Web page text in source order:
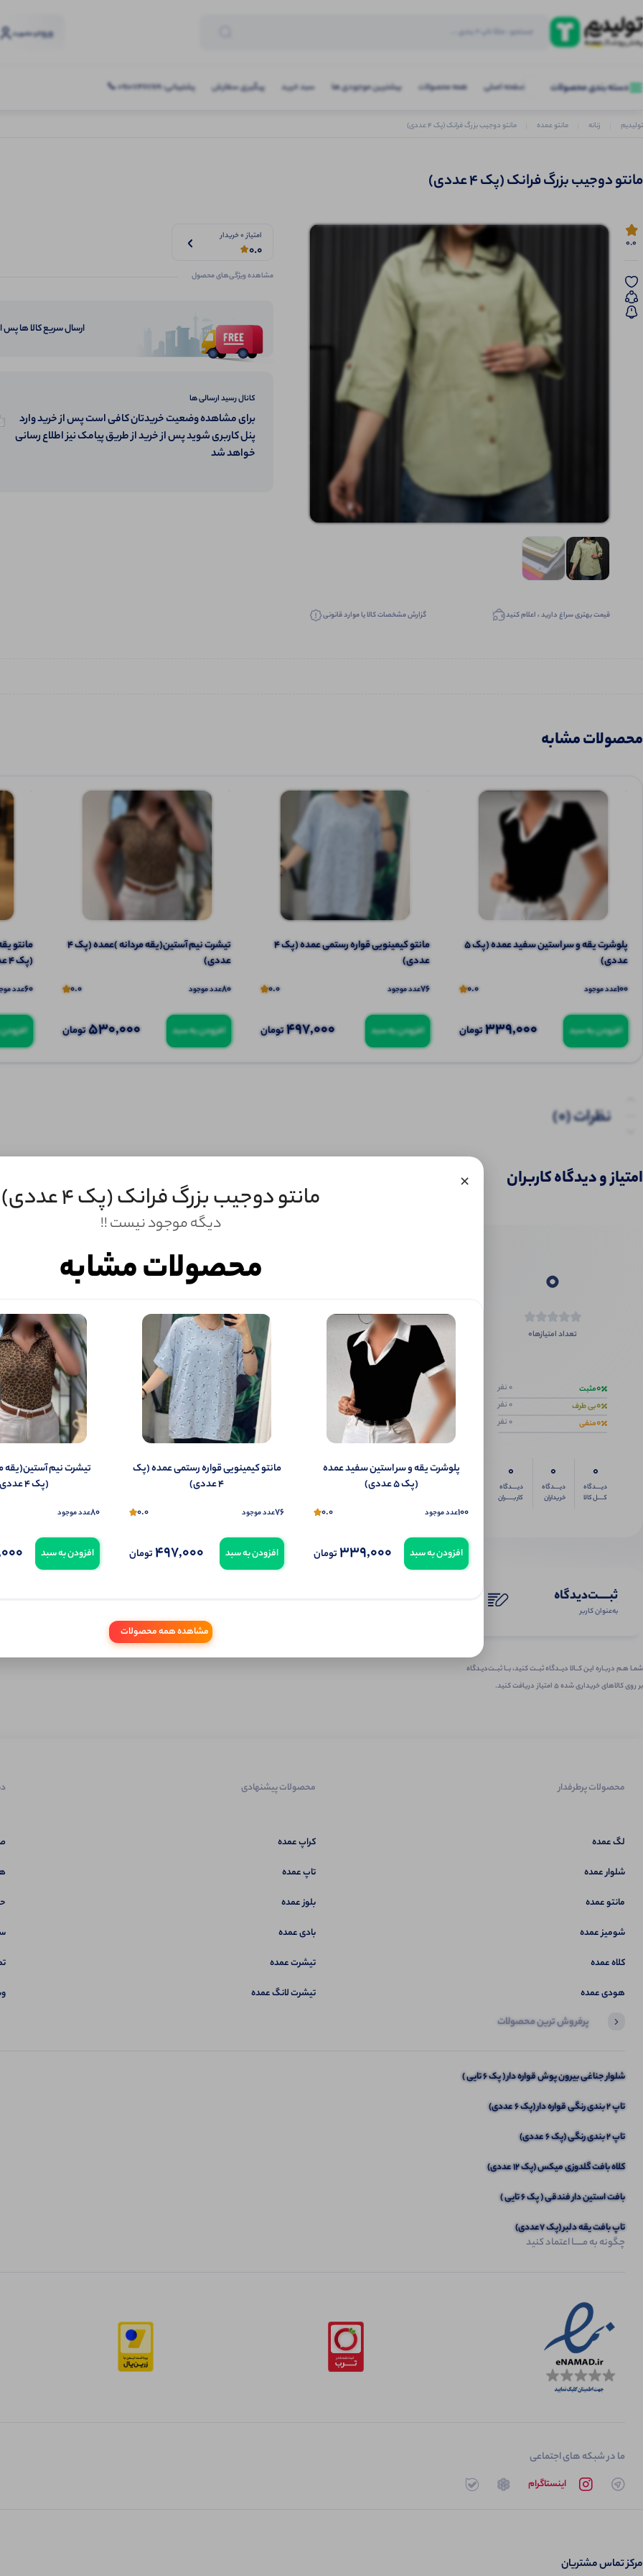
ورودو عضویت
دسته بندی محصولات صفحه اصلی همه محصولات بیشترین موجودی ها سبد خرید پیگیری سفارش پشتیبانی: 09107467619 📞
تولیدیم زنانه مانتو عمده مانتو دوجیب بزرگ فرانک (پک 4 عددی)
مانتو دوجیب بزرگ فرانک (پک 4 عددی)
0.0
قیمت بهتری سراغ دارید ، اعلام کنید گزارش مشخصات کالا یا موارد قانونی
امتیاز 0 خریدار
0.0
مشاهده ویژگی‌های محصول
ارسال سریع کالا ها
کانال رسید ارسالی ها
برای مشاهده وضعیت خریدتان کافی است پس از خرید وارد
پنل کاربری شوید پس از خرید از طریق پیامک نیز اطلاع رسانی
خواهد شد
محصولات مشابه
پلوشرت یقه و سر استین سفید عمده (پک 5
عددی)
100عدد موجود 0.0
افزودن به سبد 339,000تومان
مانتو کیمینویی قواره رستمی عمده (پک 4
عددی)
76عدد موجود 0.0
افزودن به سبد 497,000تومان
تیشرت نیم آستین(یقه مردانه )عمده (پک 4
عددی)
80عدد موجود 0.0
افزودن به سبد 530,000تومان
(پک 4 عددی)
60عدد
نظرات (0)
امتیاز و دیدگاه کاربران
0
تعداد امتیازها0
0مثبت 0 نفر
0بی طرف 0 نفر
0منفی 0 نفر
0
دیــــدگاه
کــــل کالا
0
دیــــدگاه
خریداران
0
دیــــدگاه
کاربـــــران
ثبـــــت‌دیدگاه
به‌عنوان کاربر
شمـا هـم دربـاره ایـن کــالا دیــدگاه ثبــت کنید، بــا ثبــت‌دیـدگاه
بر روی کالاهای خریداری شده ۵ امتیاز دریافت کنید.
به‌عنوان کاربر
شما هم می‌توانید در مورد این کالا نظر دهید.
اگر این محصول را قبلا خریده باشید، دیدگاه شما به عنوان خریدار ثبت خواهد شد. همچنین در صورت
تمایل می‌توانید به صورت ناشناس نیز دیدگاه خود را ثبت کنید.
محصولات پرطرفدار
لگ عمده
شلوار عمده
مانتو عمده
شومیز عمده
کلاه عمده
هودی عمده
محصولات پیشنهادی
کراپ عمده
تاپ عمده
بلوز عمده
بادی عمده
تیشرت عمده
تیشرت لانگ عمده
پرفروش ترین محصولات
آخرین محصولاتی که بازدید کردید
شلوار جناغی بیرون پوش قواره دار ( پک 6 تایی )
تاپ ۲ بندی رنگی قواره دار (پک 6 عددی)
تاپ 2 بندی رنگی (پک 6 عددی)
کلاه بافت گلدوزی میکس (پک 12 عددی)
بافت استین دار فندقی ( پک 6 تایی )
تاپ بافت یقه دلبر (پک 7عددی)
مانتو دوجیب بزرگ فرانک (پک 4 عددی)
چگونه به مــــــا اعتماد کنید
ما در شبکه های اجتماعی
تلگرام اینستاگرام روبیکا بله
مرکز تماس مشتریان
× مانتو دوجیب بزرگ فرانک (پک 4 عددی)
دیگه موجود نیست !!
محصولات مشابه
پلوشرت یقه و سر استین سفید عمده
(پک 5 عددی)
100عدد موجود 0.0
افزودن به سبد 339,000تومان
مانتو کیمینویی قواره رستمی عمده (پک
4 عددی)
76عدد موجود 0.0
افزودن به سبد 497,000تومان
تیشرت نیم آستین(یقه
(پک 4 عددی)
80عدد موجود
افزودن به سبد
مشاهده همه محصولات